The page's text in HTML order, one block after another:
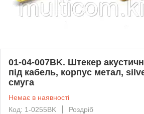
01-04-007BK. Штекер
під кабель, корпус метал,
смуга
Немає в наявності
Код: 1-0255BK
Роздріб